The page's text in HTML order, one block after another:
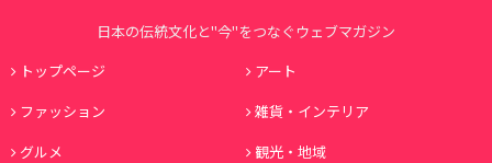
日本の伝統文化と"今"をつなぐウェブマガジン
トップページ
アート
ファッション
雑貨・インテリア
グルメ
観光・地域